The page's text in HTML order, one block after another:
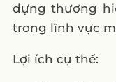
dựng thương
trong lĩnh vực
Lợi ích cụ thể: